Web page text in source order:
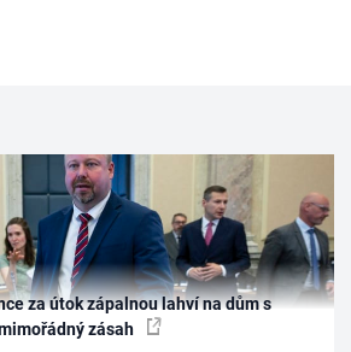
za útok zápalnou lahví na dům s
zásah